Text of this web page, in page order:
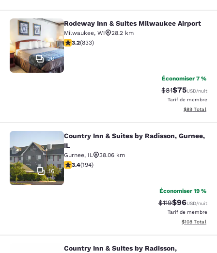
Rodeway Inn & Suites Milwaukee
20
Rodeway Inn & Suites Milwaukee Airport
Milwaukee, WI
28.2 km
3.24 étoiles. Bien. 833 commentaires
3.2(833)
Économiser 7 %
Tarif barré :
$81Tarif réduit :
$75USD/nuit
Tarif de membre
Afficher les
$89 Total
Country Inn & Suites by Radisson,
16
Country Inn & Suites by Radisson, Gurnee,
IL
Gurnee, IL
38.06 km
3.36 étoiles. Bien. 194 commentaires
3.4(194)
Économiser 19 %
Tarif barré :
$119Tarif réduit :
$96USD/nuit
Tarif de membre
Afficher les
$108 Total
Country Inn & Suites by Radisson,